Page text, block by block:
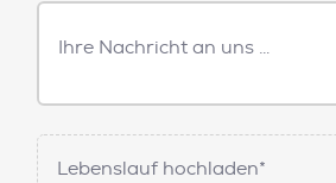
Freitext
Nachricht
Lebenslauf hochladen*